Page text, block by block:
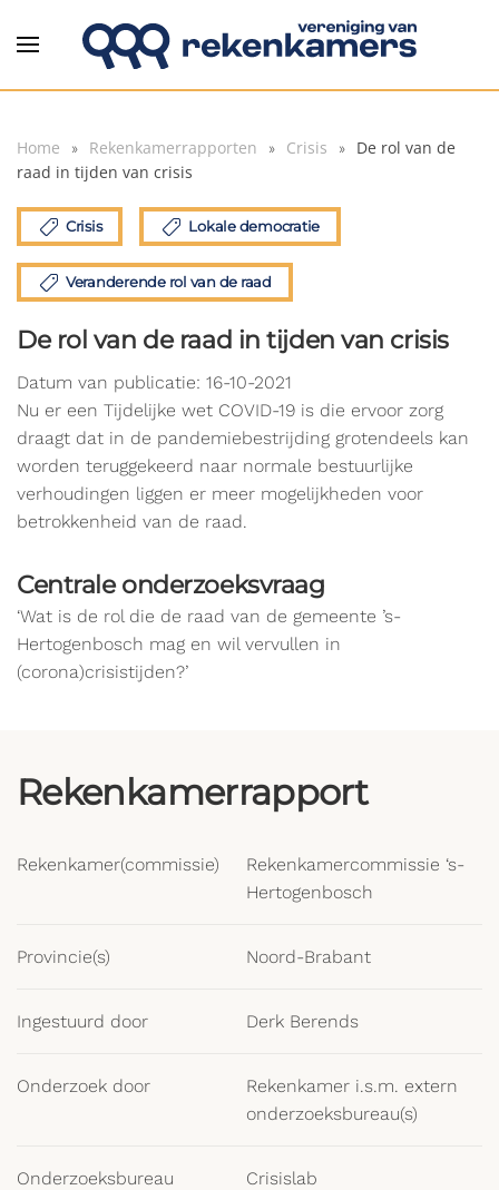
Overslaan en naar de inhoud gaan
Home Rekenkamerrapporten Crisis
De rol van de
raad in tijden van crisis
Crisis Lokale democratie
Veranderende rol van de raad
De rol van de raad in tijden van crisis
Datum van publicatie: 16-10-2021
Nu er een Tijdelijke wet COVID-19 is die ervoor zorg
draagt dat in de pandemiebestrijding grotendeels kan
worden teruggekeerd naar normale bestuurlijke
verhoudingen liggen er meer mogelijkheden voor
betrokkenheid van de raad.
Centrale onderzoeksvraag
‘Wat is de rol die de raad van de gemeente ’s-
Hertogenbosch mag en wil vervullen in
(corona)crisistijden?’
Rekenkamerrapport
Rekenkamer(commissie)
Rekenkamercommissie ‘s-
Hertogenbosch
Provincie(s) Noord-Brabant
Ingestuurd door Derk Berends
Onderzoek door
Rekenkamer i.s.m. extern
onderzoeksbureau(s)
Onderzoeksbureau Crisislab